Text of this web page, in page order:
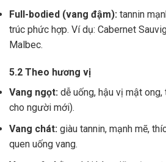
Full-bodied (vang đậm): tannin
trúc phức hợp. Ví dụ: Cabernet
Malbec.
5.2 Theo hương vị
Vang ngọt: dễ uống, hậu vị mật
cho người mới).
Vang chát: giàu tannin, mạnh mẽ,
quen uống vang.